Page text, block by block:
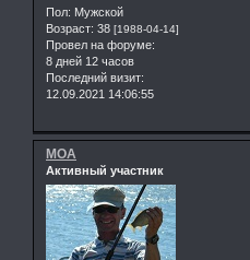
Пол: Мужской
Возраст: 38 [1988-04-14]
Провел на форуме:
8 дней 12 часов
Последний визит:
12.09.2021 14:06:55
MOA
Активный участник